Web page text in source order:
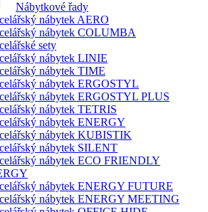
Nábytkové řady
nábytek AERO
nábytek COLUMBA
sety
nábytek LINIE
nábytek TIME
nábytek ERGOSTYL
nábytek ERGOSTYL PLUS
nábytek TETRIS
nábytek ENERGY
nábytek KUBISTIK
nábytek SILENT
nábytek ECO FRIENDLY
nábytek ENERGY FUTURE
nábytek ENERGY MEETING